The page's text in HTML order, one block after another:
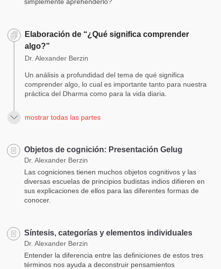
Elaboración de “¿Qué significa comprender
algo?”
Dr. Alexander Berzin
Un análisis a profundidad del tema de qué significa
comprender algo, lo cual es importante tanto para nuestra
práctica del Dharma como para la vida diaria.
mostrar todas las partes
Objetos de cognición: Presentación Gelug
Dr. Alexander Berzin
Las cogniciones tienen muchos objetos cognitivos y las
diversas escuelas de principios budistas indios difieren en
sus explicaciones de ellos para las diferentes formas de
conocer.
Síntesis, categorías y elementos individuales
Dr. Alexander Berzin
Entender la diferencia entre las definiciones de estos tres
términos nos ayuda a deconstruir pensamientos